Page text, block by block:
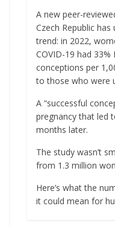
A new peer-
Czech Republic
trend: in 2022,
COVID-19 had 33%
conceptions per
to those who were
A “successful
pregnancy that led
months later.
The study wasn’t
from 1.3 million
Here’s what the
it could mean for